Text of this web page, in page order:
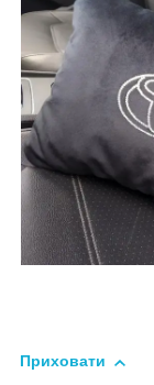
Приховати